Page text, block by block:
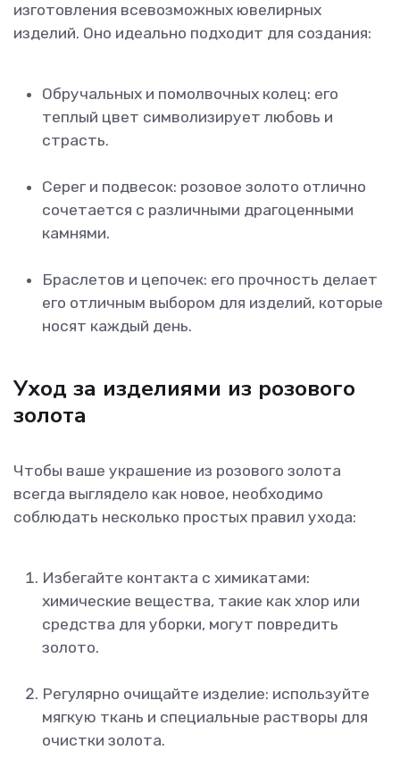
изготовления всевозможных ювелирных
изделий. Оно идеально подходит для создания:
Обручальных и помолвочных колец: его
теплый цвет символизирует любовь и
страсть.
Серег и подвесок: розовое золото отлично
сочетается с различными драгоценными
камнями.
Браслетов и цепочек: его прочность делает
его отличным выбором для изделий, которые
носят каждый день.
Уход за изделиями из розового
золота
Чтобы ваше украшение из розового золота
всегда выглядело как новое, необходимо
соблюдать несколько простых правил ухода:
Избегайте контакта с химикатами:
химические вещества, такие как хлор или
средства для уборки, могут повредить
золото.
Регулярно очищайте изделие: используйте
мягкую ткань и специальные растворы для
очистки золота.